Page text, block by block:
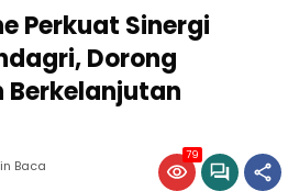
Perkuat Sinergi
Dorong
Berkelanjutan
Baca
79